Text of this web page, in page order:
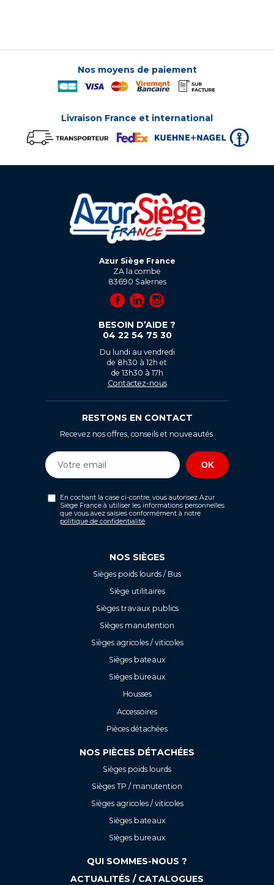
Nos moyens de paiement
Livraison France et international
Azur Siège France
ZA la combe
83690 Salernes
BESOIN D’AIDE ?
04 22 54 75 30
Du lundi au vendredi
de 8h30 à 12h et
de 13h30 à 17h
Contactez-nous
RESTONS EN CONTACT
Recevez nos offres, conseils et nouveautés.
En cochant la case ci-contre, vous autorisez Azur
Siège France à utiliser les informations personnelles
que vous avez saisies conformément à notre
politique de confidentialité
NOS SIÈGES
Sièges poids lourds / Bus
Siège utilitaires
Sièges travaux publics
Sièges manutention
Sièges agricoles / viticoles
Sièges bateaux
Sièges bureaux
Housses
Accessoires
Pièces détachées
NOS PIÈCES DÉTACHÉES
Sièges poids lourds
Sièges TP / manutention
Sièges agricoles / viticoles
Sièges bateaux
Sièges bureaux
QUI SOMMES-NOUS ?
ACTUALITÉS / CATALOGUES